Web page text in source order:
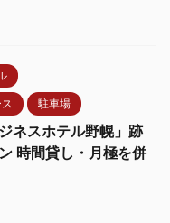
駐車場
ネスホテル野幌」跡
時間貸し・月極を併